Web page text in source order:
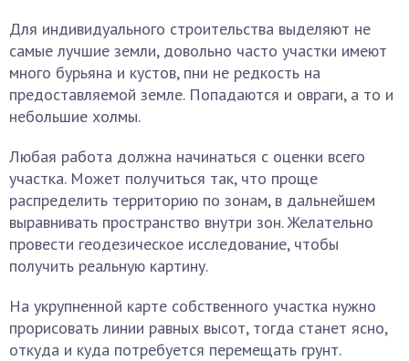
Для индивидуального строительства выделяют не
самые лучшие земли, довольно часто участки имеют
много бурьяна и кустов, пни не редкость на
предоставляемой земле. Попадаются и овраги, а то и
небольшие холмы.
Любая работа должна начинаться с оценки всего
участка. Может получиться так, что проще
распределить территорию по зонам, в дальнейшем
выравнивать пространство внутри зон. Желательно
провести геодезическое исследование, чтобы
получить реальную картину.
На укрупненной карте собственного участка нужно
прорисовать линии равных высот, тогда станет ясно,
откуда и куда потребуется перемещать грунт.